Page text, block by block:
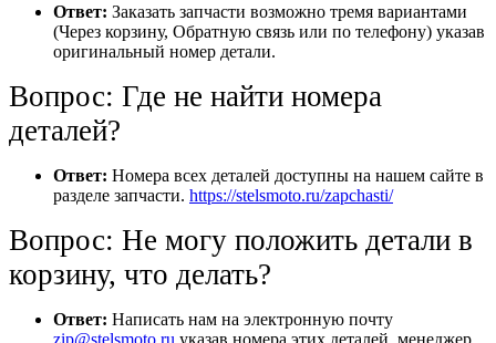
Ответ: Заказать запчасти возможно тремя вариантами
(Через корзину, Обратную связь или по телефону) указав
оригинальный номер детали.
Вопрос: Где не найти номера
деталей?
Ответ: Номера всех деталей доступны на нашем сайте в
разделе запчасти. https://stelsmoto.ru/zapchasti/
Вопрос: Не могу положить детали в
корзину, что делать?
Ответ: Написать нам на электронную почту
zip@stelsmoto.ru указав номера этих деталей, менеджер